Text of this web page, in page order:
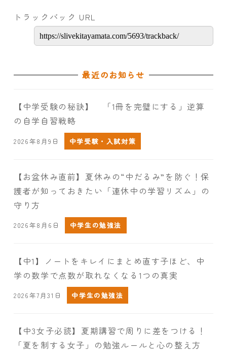
トラックバック URL
最近のお知らせ
【中学受験の秘訣】 「1冊を完璧にする」逆算
の自学自習戦略
2026年8月9日 中学受験・入試対策
【お盆休み直前】夏休みの“中だるみ”を防ぐ！保
護者が知っておきたい「連休中の学習リズム」の
守り方
2026年8月6日 中学生の勉強法
【中1】ノートをキレイにまとめ直す子ほど、中
学の数学で点数が取れなくなる1つの真実
2026年7月31日 中学生の勉強法
【中3女子必読】夏期講習で周りに差をつける！
「夏を制する女子」の勉強ルールと心の整え方